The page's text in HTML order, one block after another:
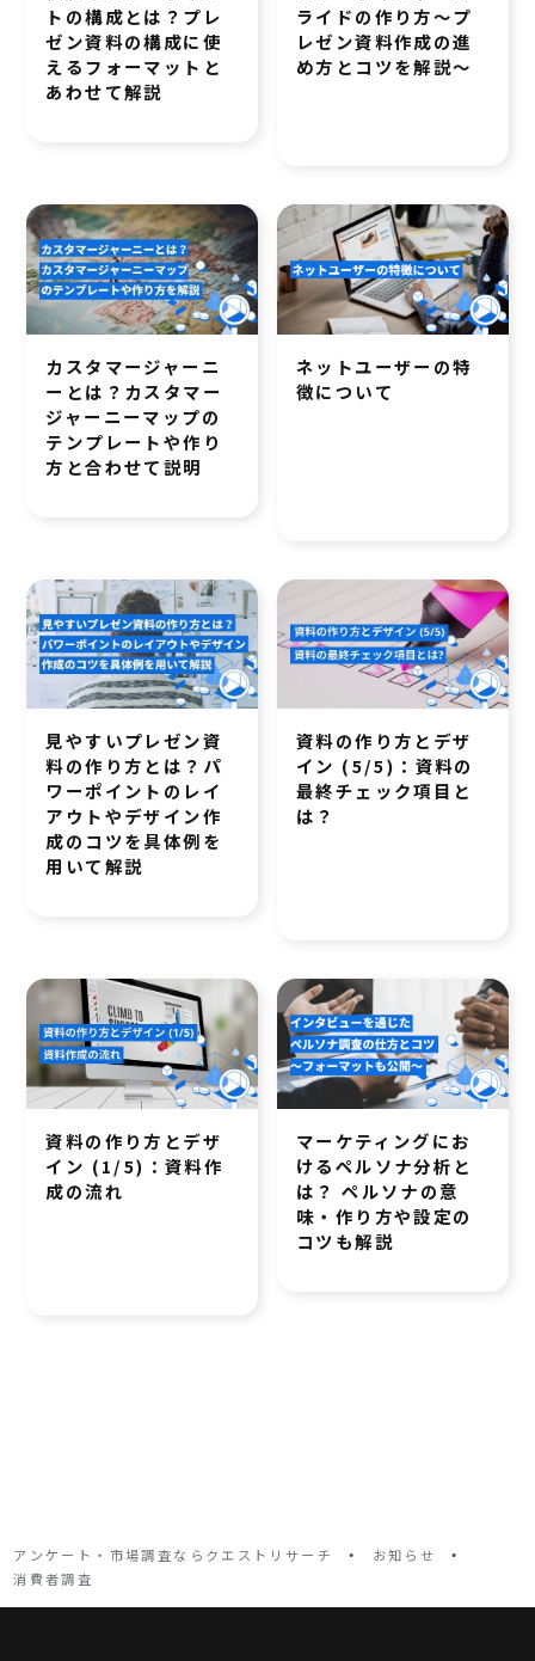
トの構成とは？プレ
ゼン資料の構成に使
えるフォーマットと
あわせて解説
ライドの作り方～プ
レゼン資料作成の進
め方とコツを解説～
カスタマージャーニ
ーとは？カスタマー
ジャーニーマップの
テンプレートや作り
方と合わせて説明
ネットユーザーの特
徴について
見やすいプレゼン資
料の作り方とは？パ
ワーポイントのレイ
アウトやデザイン作
成のコツを具体例を
用いて解説
資料の作り方とデザ
イン (5/5)：資料の
最終チェック項目と
は？
資料の作り方とデザ
イン (1/5)：資料作
成の流れ
マーケティングにお
けるペルソナ分析と
は？ ペルソナの意
味・作り方や設定の
コツも解説
アンケート・市場調査ならクエストリサーチ ・ お知らせ ・
消費者調査